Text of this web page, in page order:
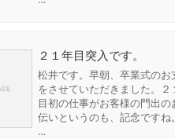
２１年目突入です。
松井です。早朝、卒業式のお
をさせていただきました。２
目初の仕事がお客様の門出の
伝いというのも、記念ですね
…